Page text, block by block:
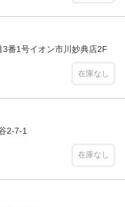
番1号イオン市川妙典店2F
在庫なし
2-7-1
在庫なし